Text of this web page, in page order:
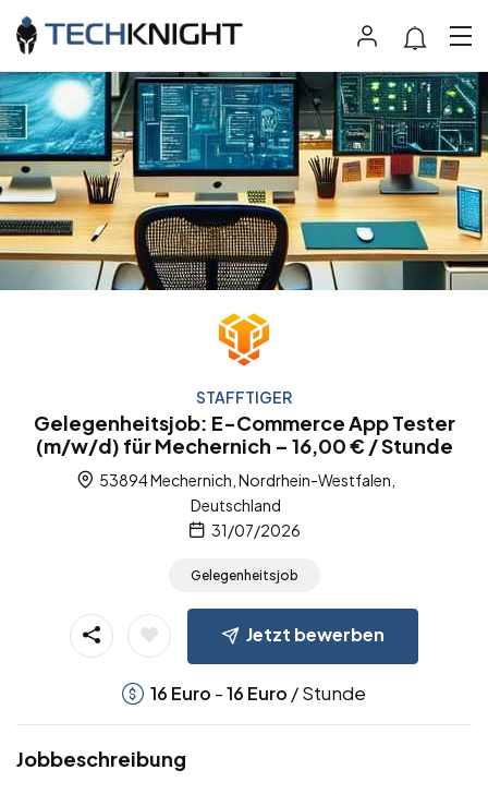
STAFFTIGER
Gelegenheitsjob: E-Commerce App Tester
(m/w/d) für Mechernich – 16,00 € / Stunde
53894 Mechernich, Nordrhein-Westfalen,
Deutschland
31/07/2026
Gelegenheitsjob
Jetzt bewerben
16 Euro -16 Euro / Stunde
Jobbeschreibung